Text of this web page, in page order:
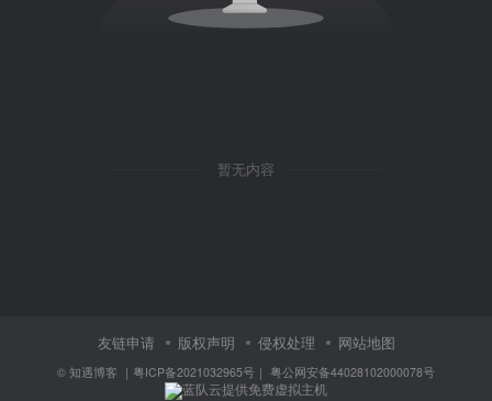
暂无内容
友链申请 版权声明 侵权处理 网站地图
© 知遇博客 ｜ 粤ICP备2021032965号 ｜ 粤公网安备44028102000078号
蓝队云提供免费虚拟主机